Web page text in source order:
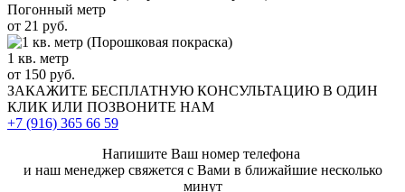
Погонный метр
от 21 руб.
1 кв. метр
от 150 руб.
ЗАКАЖИТЕ БЕСПЛАТНУЮ КОНСУЛЬТАЦИЮ В ОДИН
КЛИК ИЛИ ПОЗВОНИТЕ НАМ
+7 (916) 365 66 59
Напишите Ваш номер телефона
и наш менеджер свяжется с Вами в ближайшие несколько
минут